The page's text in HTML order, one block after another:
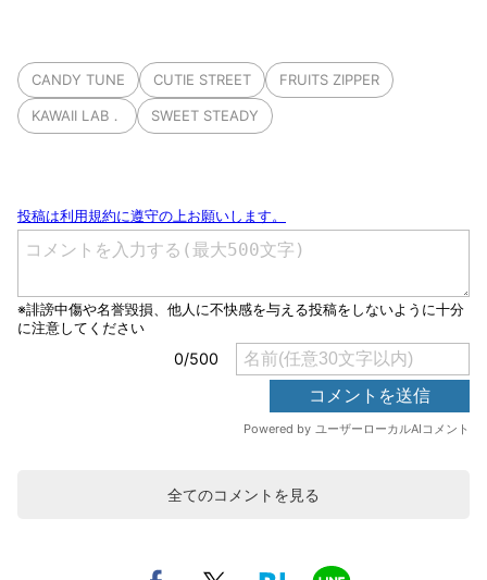
CANDY TUNE CUTIE STREET FRUITS ZIPPER
KAWAII LAB． SWEET STEADY
全てのコメントを見る